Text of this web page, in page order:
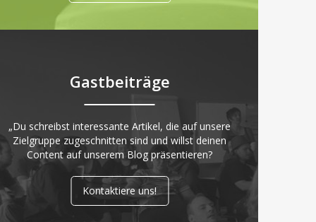
Gastbeiträge
„Du schreibst interessante Artikel, die auf unsere
Zielgruppe zugeschnitten sind und willst deinen
Content auf unserem Blog präsentieren?
Kontaktiere uns!